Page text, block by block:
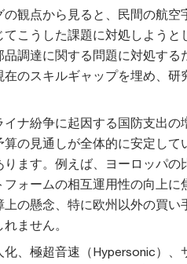
の観点から見ると、民間の航
てこうした課題に対処しよう
品調達に関する問題に対処す
のスキルギャップを埋め、
ナ紛争に起因する国防支出
の見通しが全体的に安定し
ます。例えば、ヨーロッパ
ォームの相互運用性の向上に
上の懸念、特に欧州以外の買
ません。
、極超音速（Hypersonic）、